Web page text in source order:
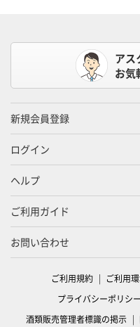
アス
お気
新規会員登録
ログイン
ヘルプ
ご利用ガイド
お問い合わせ
ご利用規約 ご利用
プライバシーポリシー
酒類販売管理者標識の掲示